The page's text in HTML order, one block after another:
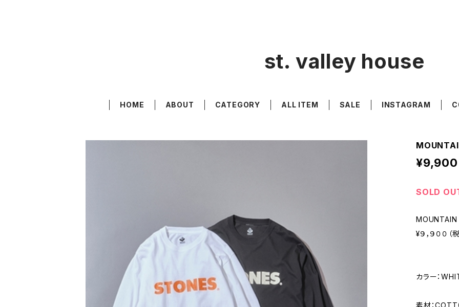
st. valley house
HOME ABOUT CATEGORY ALL ITEM SALE INSTAGRAM
¥9,900
SOLD
MOUNTAIN
¥９，９００（
カラー：
素材：